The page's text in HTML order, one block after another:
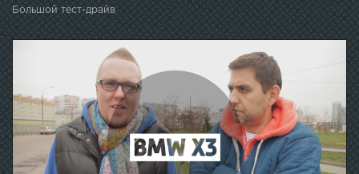
Большой тест-драйв